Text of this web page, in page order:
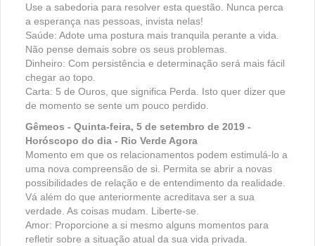
Use a sabedoria para resolver esta questão. Nunca perca
a esperança nas pessoas, invista nelas!
Saúde: Adote uma postura mais tranquila perante a vida.
Não pense demais sobre os seus problemas.
Dinheiro: Com persistência e determinação será mais fácil
chegar ao topo.
Carta: 5 de Ouros, que significa Perda. Isto quer dizer que
de momento se sente um pouco perdido.
Gêmeos - Quinta-feira, 5 de setembro de 2019 -
Horóscopo do dia - Rio Verde Agora
Momento em que os relacionamentos podem estimulá-lo a
uma nova compreensão de si. Permita se abrir a novas
possibilidades de relação e de entendimento da realidade.
Vá além do que anteriormente acreditava ser a sua
verdade. As coisas mudam. Liberte-se.
Amor: Proporcione a si mesmo alguns momentos para
refletir sobre a situação atual da sua vida privada.